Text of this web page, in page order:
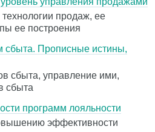
продаж, ее
ее построения
сбыта. Прописные истины,
сбыта, управление ими,
сбыта
программ лояльности
эффективности